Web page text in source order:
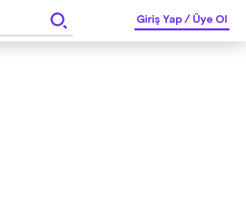
Giriş Yap/Üye Ol